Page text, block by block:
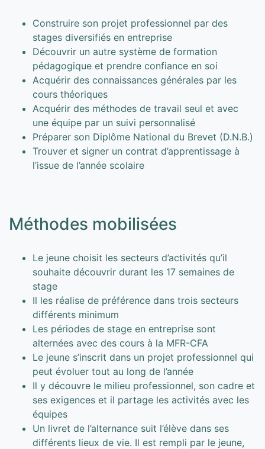
Construire son projet professionnel par des
stages diversifiés en entreprise
Découvrir un autre système de formation
pédagogique et prendre confiance en soi
Acquérir des connaissances générales par les
cours théoriques
Acquérir des méthodes de travail seul et avec
une équipe par un suivi personnalisé
Préparer son Diplôme National du Brevet (D.N.B.)
Trouver et signer un contrat d’apprentissage à
l’issue de l’année scolaire
Méthodes mobilisées
Le jeune choisit les secteurs d’activités qu’il
souhaite découvrir durant les 17 semaines de
stage
Il les réalise de préférence dans trois secteurs
différents minimum
Les périodes de stage en entreprise sont
alternées avec des cours à la MFR-CFA
Le jeune s’inscrit dans un projet professionnel qui
peut évoluer tout au long de l’année
Il y découvre le milieu professionnel, son cadre et
ses exigences et il partage les activités avec les
équipes
Un livret de l’alternance suit l’élève dans ses
différents lieux de vie. Il est rempli par le jeune,